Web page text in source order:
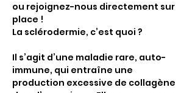
ou rejoignez-nous directement sur
place !
La sclérodermie, c’est quoi ?
Il s’agit d’une maladie rare, auto-
immune, qui entraîne une
production excessive de collagène